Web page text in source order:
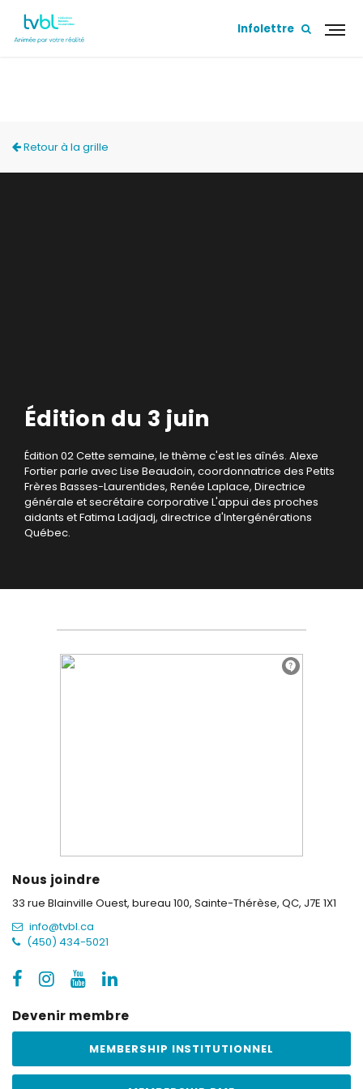
Infolettre
Retour à la grille
Édition du 3 juin
Édition 02Cette semaine, le thème c'est les aînés. Alexe
Fortier parle avec Lise Beaudoin, coordonnatrice des Petits
Frères Basses-Laurentides, Renée Laplace, Directrice
générale et secrétaire corporative L'appui des proches
aidants et Fatima Ladjadj, directrice d'Intergénérations
Québec.
Nous joindre
33 rue Blainville Ouest, bureau 100, Sainte-Thérèse, QC, J7E 1X1
info@tvbl.ca
(450) 434-5021
Devenir membre
MEMBERSHIP INSTITUTIONNEL